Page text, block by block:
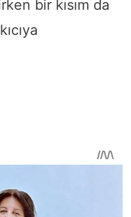
bir kısım da